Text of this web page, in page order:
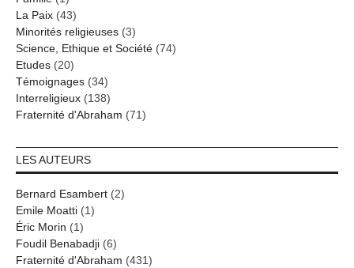
La Paix (43)
Minorités religieuses (3)
Science, Ethique et Société (74)
Etudes (20)
Témoignages (34)
Interreligieux (138)
Fraternité d'Abraham (71)
LES AUTEURS
Bernard Esambert (2)
Emile Moatti (1)
Éric Morin (1)
Foudil Benabadji (6)
Fraternité d'Abraham (431)